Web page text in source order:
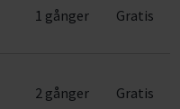
1 gånger Gratis
2 gånger Gratis